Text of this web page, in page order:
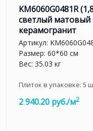
KM6060G0481R
светлый матовый
керамогранит
Артикул:
Размер: 60*60 см
Вес: 35.03 кг
Плиток в упаковке: 5
2 940.20 руб./м2